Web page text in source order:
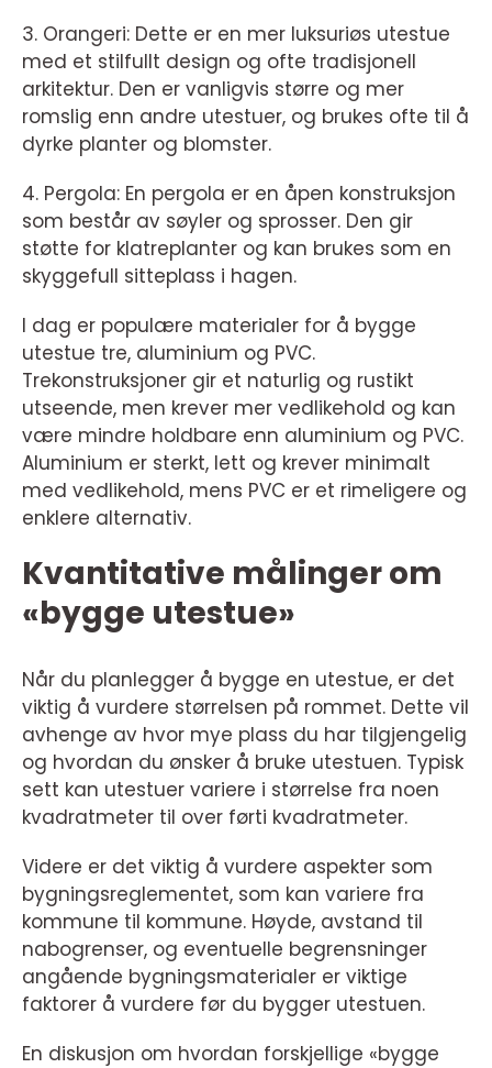
3. Orangeri: Dette er en mer luksuriøs utestue
med et stilfullt design og ofte tradisjonell
arkitektur. Den er vanligvis større og mer
romslig enn andre utestuer, og brukes ofte til å
dyrke planter og blomster.
4. Pergola: En pergola er en åpen konstruksjon
som består av søyler og sprosser. Den gir
støtte for klatreplanter og kan brukes som en
skyggefull sitteplass i hagen.
I dag er populære materialer for å bygge
utestue tre, aluminium og PVC.
Trekonstruksjoner gir et naturlig og rustikt
utseende, men krever mer vedlikehold og kan
være mindre holdbare enn aluminium og PVC.
Aluminium er sterkt, lett og krever minimalt
med vedlikehold, mens PVC er et rimeligere og
enklere alternativ.
Kvantitative målinger om
«bygge utestue»
Når du planlegger å bygge en utestue, er det
viktig å vurdere størrelsen på rommet. Dette vil
avhenge av hvor mye plass du har tilgjengelig
og hvordan du ønsker å bruke utestuen. Typisk
sett kan utestuer variere i størrelse fra noen
kvadratmeter til over førti kvadratmeter.
Videre er det viktig å vurdere aspekter som
bygningsreglementet, som kan variere fra
kommune til kommune. Høyde, avstand til
nabogrenser, og eventuelle begrensninger
angående bygningsmaterialer er viktige
faktorer å vurdere før du bygger utestuen.
En diskusjon om hvordan forskjellige «bygge